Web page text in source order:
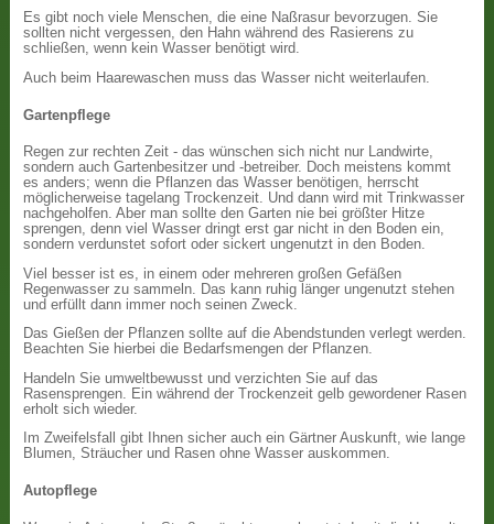
Es gibt noch viele Menschen, die eine Naßrasur bevorzugen. Sie
sollten nicht vergessen, den Hahn während des Rasierens zu
schließen, wenn kein Wasser benötigt wird.
Auch beim Haarewaschen muss das Wasser nicht weiterlaufen.
Gartenpflege
Regen zur rechten Zeit - das wünschen sich nicht nur Landwirte,
sondern auch Gartenbesitzer und -betreiber. Doch meistens kommt
es anders; wenn die Pflanzen das Wasser benötigen, herrscht
möglicherweise tagelang Trockenzeit. Und dann wird mit Trinkwasser
nachgeholfen. Aber man sollte den Garten nie bei größter Hitze
sprengen, denn viel Wasser dringt erst gar nicht in den Boden ein,
sondern verdunstet sofort oder sickert ungenutzt in den Boden.
Viel besser ist es, in einem oder mehreren großen Gefäßen
Regenwasser zu sammeln. Das kann ruhig länger ungenutzt stehen
und erfüllt dann immer noch seinen Zweck.
Das Gießen der Pflanzen sollte auf die Abendstunden verlegt werden.
Beachten Sie hierbei die Bedarfsmengen der Pflanzen.
Handeln Sie umweltbewusst und verzichten Sie auf das
Rasensprengen. Ein während der Trockenzeit gelb gewordener Rasen
erholt sich wieder.
Im Zweifelsfall gibt Ihnen sicher auch ein Gärtner Auskunft, wie lange
Blumen, Sträucher und Rasen ohne Wasser auskommen.
Autopflege